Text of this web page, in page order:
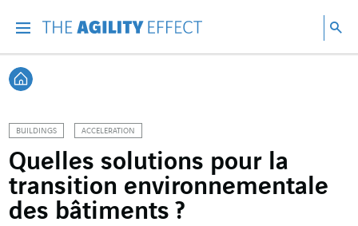
Retour à l'accueil
BUILDINGS ACCELERATION
Quelles solutions pour la
transition environnementale
des bâtiments ?